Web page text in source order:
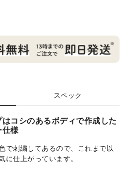
スペック
コシのあるボディで作成した
仕様
で刺繍してあるので、これまで以
に仕上がっています。